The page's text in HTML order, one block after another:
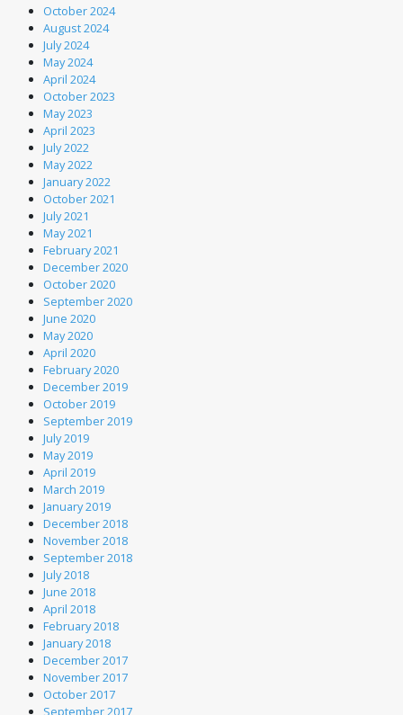
October 2024
August 2024
July 2024
May 2024
April 2024
October 2023
May 2023
April 2023
July 2022
May 2022
January 2022
October 2021
July 2021
May 2021
February 2021
December 2020
October 2020
September 2020
June 2020
May 2020
April 2020
February 2020
December 2019
October 2019
September 2019
July 2019
May 2019
April 2019
March 2019
January 2019
December 2018
November 2018
September 2018
July 2018
June 2018
April 2018
February 2018
January 2018
December 2017
November 2017
October 2017
September 2017